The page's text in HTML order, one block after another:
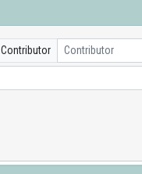
Contributor Contributor